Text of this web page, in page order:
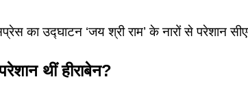
का उद्घाटन ‘जय श्री राम’ के नारों से परेशान
थीं हीराबेन?